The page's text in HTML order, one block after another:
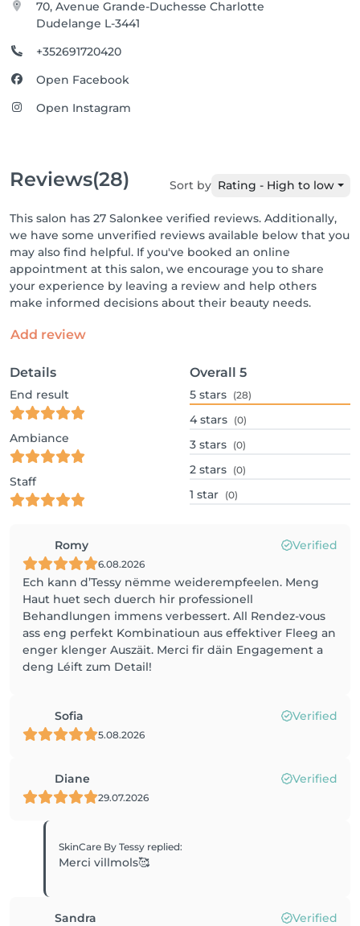
70, Avenue Grande-Duchesse Charlotte
Dudelange L-3441
+352691720420
Open Facebook
Open Instagram
Reviews(28) Sort by Rating - High to low
This salon has 27 Salonkee verified reviews. Additionally,
we have some unverified reviews available below that you
may also find helpful. If you've booked an online
appointment at this salon, we encourage you to share
your experience by leaving a review and help others
make informed decisions about their beauty needs.
Add review
Details
End result
Ambiance
Staff
Overall 5
5 stars (28)
4 stars (0)
3 stars (0)
2 stars (0)
1 star (0)
Romy Verified
6.08.2026
Ech kann d’Tessy nëmme weiderempfeelen. Meng
Haut huet sech duerch hir professionell
Behandlungen immens verbessert. All Rendez-vous
ass eng perfekt Kombinatioun aus effektiver Fleeg an
enger klenger Auszäit. Merci fir däin Engagement a
deng Léift zum Detail!
Sofia Verified
5.08.2026
Diane Verified
29.07.2026
SkinCare By Tessy replied:
Merci villmols🥰
Sandra Verified